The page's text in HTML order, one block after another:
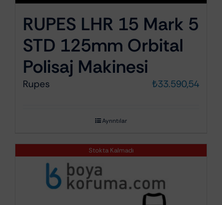
RUPES LHR 15 Mark 5
STD 125mm Orbital
Polisaj Makinesi
Rupes ₺33.590,54
Ayrıntılar
Stokta Kalmadı